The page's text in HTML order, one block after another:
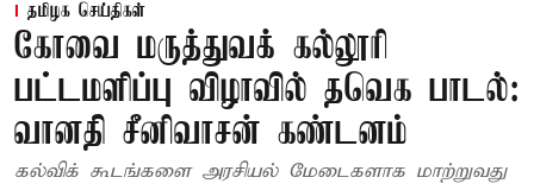
தமிழக செய்திகள்
கோவை மருத்துவக் கல்லூரி
பட்டமளிப்பு விழாவில் தவெக பாடல்:
வானதி சீனிவாசன் கண்டனம்
கல்விக் கூடங்களை அரசியல் மேடைகளாக மாற்றுவது